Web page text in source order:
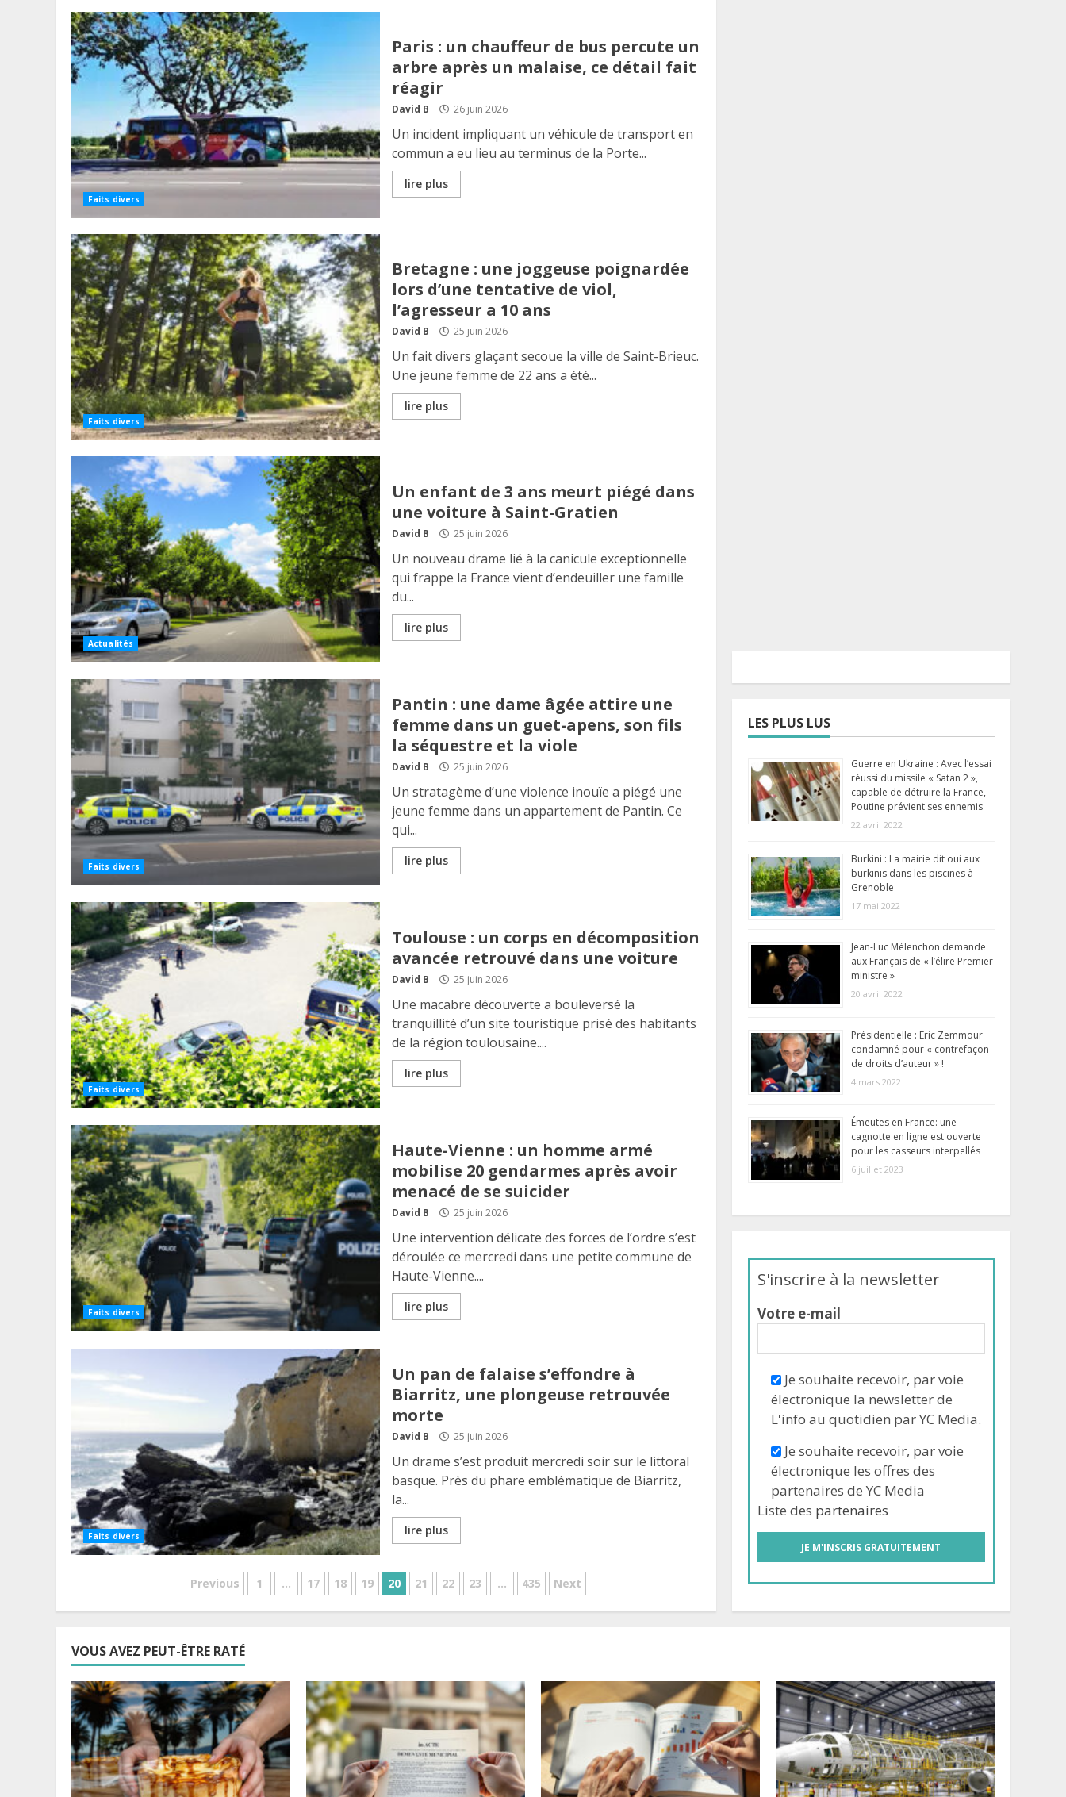
Faits divers
Paris : un chauffeur de bus percute un
arbre après un malaise, ce détail fait
réagir
David B 26 juin 2026
Un incident impliquant un véhicule de transport en
commun a eu lieu au terminus de la Porte...
lire plus
Faits divers
Bretagne : une joggeuse poignardée
lors d’une tentative de viol,
l’agresseur a 10 ans
David B 25 juin 2026
Un fait divers glaçant secoue la ville de Saint-Brieuc.
Une jeune femme de 22 ans a été...
lire plus
Actualités
Un enfant de 3 ans meurt piégé dans
une voiture à Saint-Gratien
David B 25 juin 2026
Un nouveau drame lié à la canicule exceptionnelle
qui frappe la France vient d’endeuiller une famille
du...
lire plus
Faits divers
Pantin : une dame âgée attire une
femme dans un guet-apens, son fils
la séquestre et la viole
David B 25 juin 2026
Un stratagème d’une violence inouïe a piégé une
jeune femme dans un appartement de Pantin. Ce
qui...
lire plus
Faits divers
Toulouse : un corps en décomposition
avancée retrouvé dans une voiture
David B 25 juin 2026
Une macabre découverte a bouleversé la
tranquillité d’un site touristique prisé des habitants
de la région toulousaine....
lire plus
Faits divers
Haute-Vienne : un homme armé
mobilise 20 gendarmes après avoir
menacé de se suicider
David B 25 juin 2026
Une intervention délicate des forces de l’ordre s’est
déroulée ce mercredi dans une petite commune de
Haute-Vienne....
lire plus
Faits divers
Un pan de falaise s’effondre à
Biarritz, une plongeuse retrouvée
morte
David B 25 juin 2026
Un drame s’est produit mercredi soir sur le littoral
basque. Près du phare emblématique de Biarritz,
la...
lire plus
Pagination
des
publications
Previous 1 … 17 18 19 20 21 22 23 … 435 Next
LES PLUS LUS
Guerre en Ukraine : Avec l’essai
réussi du missile « Satan 2 »,
capable de détruire la France,
Poutine prévient ses ennemis
22 avril 2022
Burkini : La mairie dit oui aux
burkinis dans les piscines à
Grenoble
17 mai 2022
Jean-Luc Mélenchon demande
aux Français de « l’élire Premier
ministre »
20 avril 2022
Présidentielle : Eric Zemmour
condamné pour « contrefaçon
de droits d’auteur » !
4 mars 2022
Émeutes en France: une
cagnotte en ligne est ouverte
pour les casseurs interpellés
6 juillet 2023
S'inscrire à la newsletter
Votre e-mail
Je souhaite recevoir, par voie
électronique la newsletter de
L'info au quotidien par YC Media.
Je souhaite recevoir, par voie
électronique les offres des
partenaires de YC Media
Liste des partenaires
VOUS AVEZ PEUT-ÊTRE RATÉ